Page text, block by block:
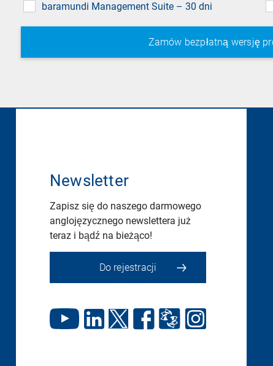
baramundi Management Suite – 30 dni
Newsletter
Zapisz się do naszego darmowego
anglojęzycznego newslettera już
teraz i bądź na bieżąco!
Do rejestracji